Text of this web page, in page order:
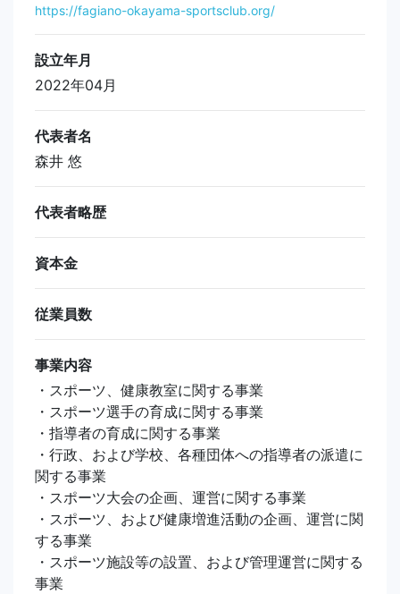
https://fagiano-okayama-sportsclub.org/
設立年月
2022年04月
代表者名
森井 悠
代表者略歴
資本金
従業員数
事業内容
・スポーツ、健康教室に関する事業
・スポーツ選手の育成に関する事業
・指導者の育成に関する事業
・行政、および学校、各種団体への指導者の派遣に
関する事業
・スポーツ大会の企画、運営に関する事業
・スポーツ、および健康増進活動の企画、運営に関
する事業
・スポーツ施設等の設置、および管理運営に関する
事業